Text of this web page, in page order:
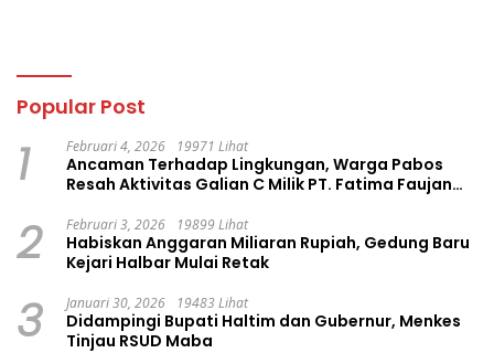
Popular Post
1 Februari 4, 2026 19971 Lihat
Ancaman Terhadap Lingkungan, Warga Pabos
Resah Aktivitas Galian C Milik PT. Fatima Faujan
2 Februari 3, 2026 19899 Lihat
Habiskan Anggaran Miliaran Rupiah, Gedung Baru
Kejari Halbar Mulai Retak
3 Januari 30, 2026 19483 Lihat
Didampingi Bupati Haltim dan Gubernur, Menkes
Tinjau RSUD Maba